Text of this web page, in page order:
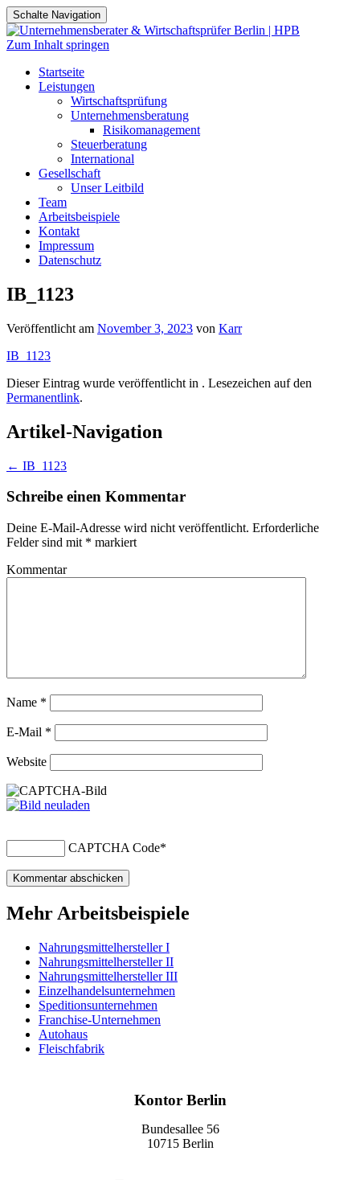
Schalte Navigation
Zum Inhalt springen
Startseite
Leistungen
Wirtschaftsprüfung
Unternehmensberatung
Risikomanagement
Steuerberatung
International
Gesellschaft
Unser Leitbild
Team
Arbeitsbeispiele
Kontakt
Impressum
Datenschutz
IB_1123
Veröffentlicht am November 3, 2023 von Karr
IB_1123
Dieser Eintrag wurde veröffentlicht in . Lesezeichen auf den
Permanentlink.
Artikel-Navigation
← IB_1123
Schreibe einen Kommentar
Deine E-Mail-Adresse wird nicht veröffentlicht. Erforderliche
Felder sind mit * markiert
Kommentar
Name *
E-Mail *
Website
CAPTCHA Code*
Mehr Arbeitsbeispiele
Nahrungsmittelhersteller I
Nahrungsmittelhersteller II
Nahrungsmittelhersteller III
Einzelhandelsunternehmen
Speditionsunternehmen
Franchise-Unternehmen
Autohaus
Fleischfabrik
Kontor Berlin
Bundesallee 56
10715 Berlin